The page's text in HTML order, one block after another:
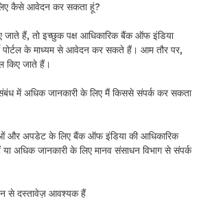
कैसे आवेदन कर सकता हूं?
जाते हैं, तो इच्छुक पक्ष आधिकारिक बैंक ऑफ इंडिया
पोर्टल के माध्यम से आवेदन कर सकते हैं। आम तौर पर,
किए जाते हैं।
में अधिक जानकारी के लिए मैं किससे संपर्क कर सकता
और अपडेट के लिए बैंक ऑफ इंडिया की आधिकारिक
अधिक जानकारी के लिए मानव संसाधन विभाग से संपर्क
से दस्तावेज़ आवश्यक हैं